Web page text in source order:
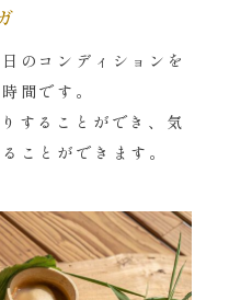
のコンディションを
間です。
ることができ、気
ことができます。